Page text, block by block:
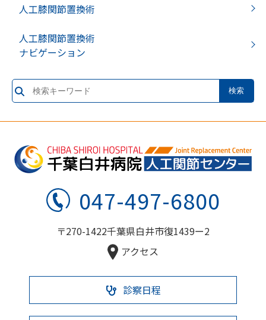
人工膝関節置換術
人工膝関節置換術
ナビゲーション
047-497-6800
〒270-1422千葉県白井市復1439ー2
アクセス
診察日程